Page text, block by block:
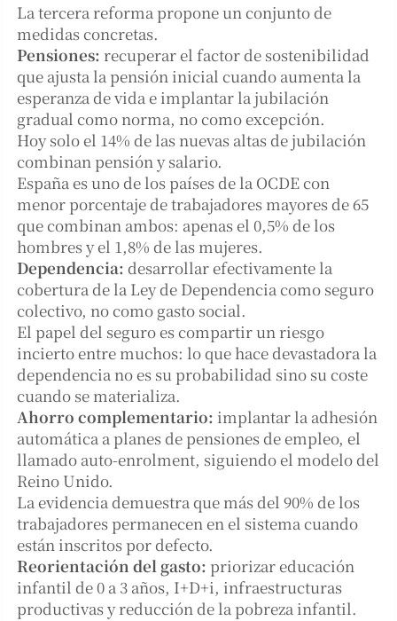
La tercera reforma propone un conjunto de
medidas concretas.
Pensiones: recuperar el factor de sostenibilidad
que ajusta la pensión inicial cuando aumenta la
esperanza de vida e implantar la jubilación
gradual como norma, no como excepción.
Hoy solo el 14% de las nuevas altas de jubilación
combinan pensión y salario.
España es uno de los países de la OCDE con
menor porcentaje de trabajadores mayores de 65
que combinan ambos: apenas el 0,5% de los
hombres y el 1,8% de las mujeres.
Dependencia: desarrollar efectivamente la
cobertura de la Ley de Dependencia como seguro
colectivo, no como gasto social.
El papel del seguro es compartir un riesgo
incierto entre muchos: lo que hace devastadora la
dependencia no es su probabilidad sino su coste
cuando se materializa.
Ahorro complementario: implantar la adhesión
automática a planes de pensiones de empleo, el
llamado auto-enrolment, siguiendo el modelo del
Reino Unido.
La evidencia demuestra que más del 90% de los
trabajadores permanecen en el sistema cuando
están inscritos por defecto.
Reorientación del gasto: priorizar educación
infantil de 0 a 3 años, I+D+i, infraestructuras
productivas y reducción de la pobreza infantil.